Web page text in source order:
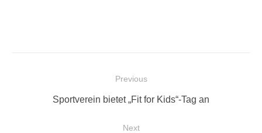
Beitragsnavigation
Previous
Previous
Sportverein bietet „Fit for Kids“-Tag an
Next